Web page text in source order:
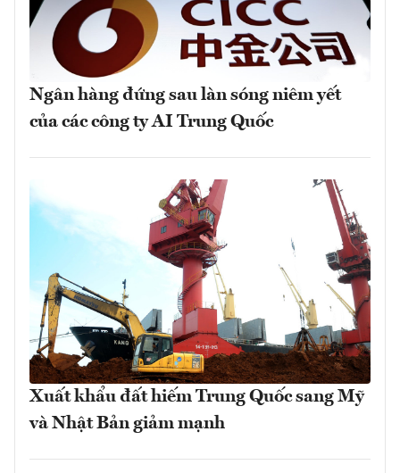
Ngân hàng đứng sau làn sóng niêm yết
của các công ty AI Trung Quốc
Xuất khẩu đất hiếm Trung Quốc sang Mỹ
và Nhật Bản giảm mạnh